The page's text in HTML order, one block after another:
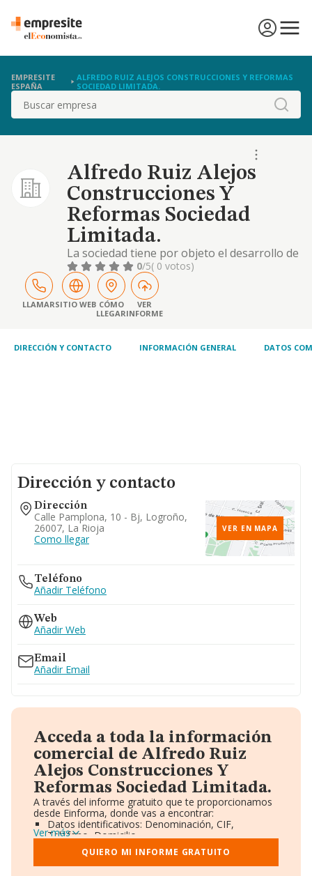
EMPRESITE
ESPAÑA
ALFREDO RUIZ ALEJOS CONSTRUCCIONES Y REFORMAS
SOCIEDAD LIMITADA.
Buscar
Alfredo Ruiz Alejos
Construcciones Y
Reformas Sociedad
Limitada.
La sociedad tiene por objeto el desarrollo de
las actividades correspondientes a los
siguientes códigos y descripciones de la
clasificación nacional de actividades
económicas: actividad principal: 41.21 /
construcción de edificios residenciales. otras
n
0/5( 0 votos)
LLAMARSITIO WEB CÓMO
LLEGAR
VER
INFORME
DIRECCIÓN Y CONTACTO INFORMACIÓN GENERAL DATOS
Dirección y contacto
Dirección
Calle Pamplona, 10 - Bj, Logroño,
26007, La Rioja
Como llegar
VER EN MAPA
Teléfono
Añadir Teléfono
Web
Añadir Web
Email
Añadir Email
Acceda a toda la información
comercial de Alfredo Ruiz
Alejos Construcciones Y
Reformas Sociedad Limitada.
A través del informe gratuito que te proporcionamos
desde Einforma, donde vas a encontrar:
Datos identificativos: Denominación, CIF,
Teléfono, Domicilio.
Informe Mercantil Completo (BORME).
Gráficos de Evolución Ventas y Empleados.
Consejo de Administración y Administradores.
Ver más
QUIERO MI INFORME GRATUITO